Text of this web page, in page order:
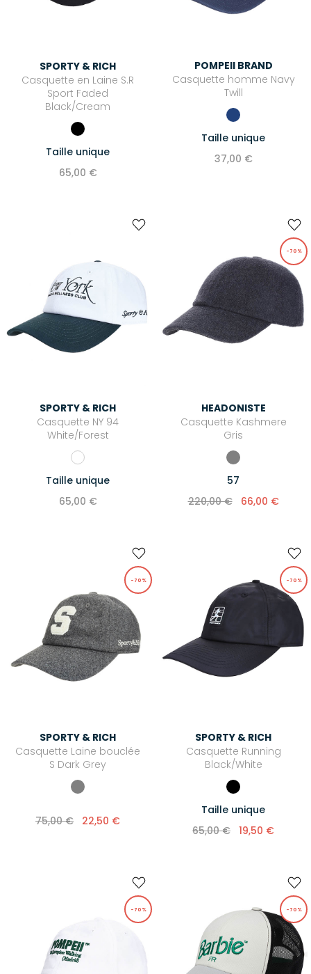
Chapeaux
Casquettes
PETITE MAROQUINERIE
SPORTY & RICH
Casquette en Laine S.R
Sport Faded
Black/Cream
Taille unique
65,00 €
POMPEII BRAND
Casquette homme Navy
Twill
Taille unique
37,00 €
SPORTY & RICH
Casquette NY 94
White/Forest
Taille unique
65,00 €
-70%
HEADONISTE
Casquette Kashmere
Gris
57
220,00 €
66,00 €
-70%
SPORTY & RICH
Casquette Laine bouclée
S Dark Grey
75,00 € 22,50 €
-70%
SPORTY & RICH
Casquette Running
Black/White
Taille unique
65,00 € 19,50 €
-70% -70%